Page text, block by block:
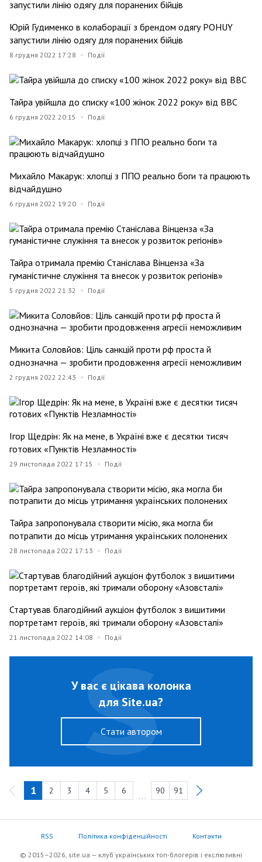
Юрій Гудименко в колаборації з брендом одягу POHUY
запустили лінію одягу для поранених бійців
8 грудня 2022 17:28 Події
Тайра увійшла до списку «100 жінок 2022 року» від ВВС
6 грудня 2022 20:15 Події
Михайло Макарук: хлопці з ППО реально боги та працюють
відчайдушно
6 грудня 2022 19:20 Події
Тайра отримала премію Станіслава Вінценза «За
гуманістичне служіння та внесок у розвиток регіонів»
5 грудня 2022 21:32 Події
Микита Соловйов: Ціль санкцій проти рф проста й
однозначна — зробити продовження агресії неможливим
2 грудня 2022 22:43 Події
Ігор Щедрін: Як на мене, в Україні вже є десятки тисяч
готових «Пунктів Незламності»
29 листопада 2022 17:15 Події
Тайра запропонувала створити місію, яка могла би
потрапити до місць утримання українських полонених
28 листопада 2022 17:13 Події
Стартував благодійний аукціон футболок з вишитими
портретамт героїв, які тримали оборону «Азовсталі»
21 листопада 2022 14:08 Події
У вас є цікава колонка
для Site.ua?
Cтати автором
1 2 3 4 5 6 90 91
RSS Політика конфіденційності Контакти
© 2015–2026, site.ua — клуб українських топ-блогерів i екслюзивнi